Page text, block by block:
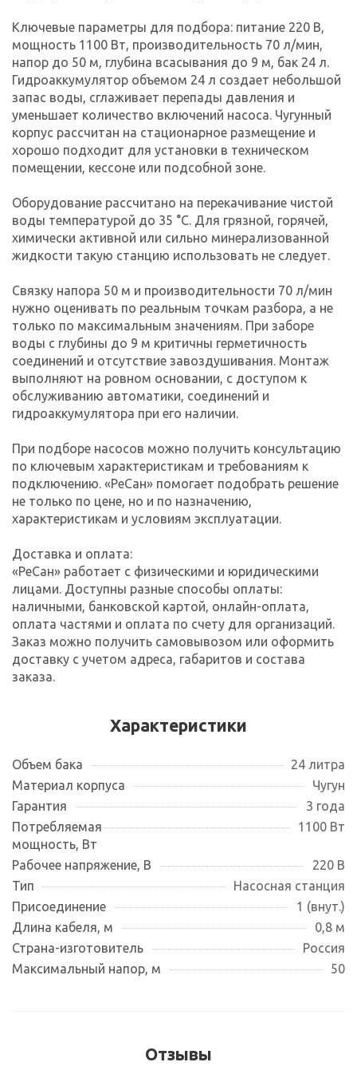
Ключевые параметры для подбора: питание 220 В,
мощность 1100 Вт, производительность 70 л/мин,
напор до 50 м, глубина всасывания до 9 м, бак 24 л.
Гидроаккумулятор объемом 24 л создает небольшой
запас воды, сглаживает перепады давления и
уменьшает количество включений насоса. Чугунный
корпус рассчитан на стационарное размещение и
хорошо подходит для установки в техническом
помещении, кессоне или подсобной зоне.
Оборудование рассчитано на перекачивание чистой
воды температурой до 35 °C. Для грязной, горячей,
химически активной или сильно минерализованной
жидкости такую станцию использовать не следует.
Связку напора 50 м и производительности 70 л/мин
нужно оценивать по реальным точкам разбора, а не
только по максимальным значениям. При заборе
воды с глубины до 9 м критичны герметичность
соединений и отсутствие завоздушивания. Монтаж
выполняют на ровном основании, с доступом к
обслуживанию автоматики, соединений и
гидроаккумулятора при его наличии.
При подборе насосов можно получить консультацию
по ключевым характеристикам и требованиям к
подключению. «РеСан» помогает подобрать решение
не только по цене, но и по назначению,
характеристикам и условиям эксплуатации.
Доставка и оплата:
«РеСан» работает с физическими и юридическими
лицами. Доступны разные способы оплаты:
наличными, банковской картой, онлайн-оплата,
оплата частями и оплата по счету для организаций.
Заказ можно получить самовывозом или оформить
доставку с учетом адреса, габаритов и состава
заказа.
Характеристики
Объем бака
24 литра
Материал корпуса
Чугун
Гарантия
3 года
Потребляемая
мощность, Вт
1100 Вт
Рабочее напряжение, В
220 В
Тип
Насосная станция
Присоединение
1 (внут.)
Длина кабеля, м
0,8 м
Страна-изготовитель
Россия
Максимальный напор, м
50
Отзывы